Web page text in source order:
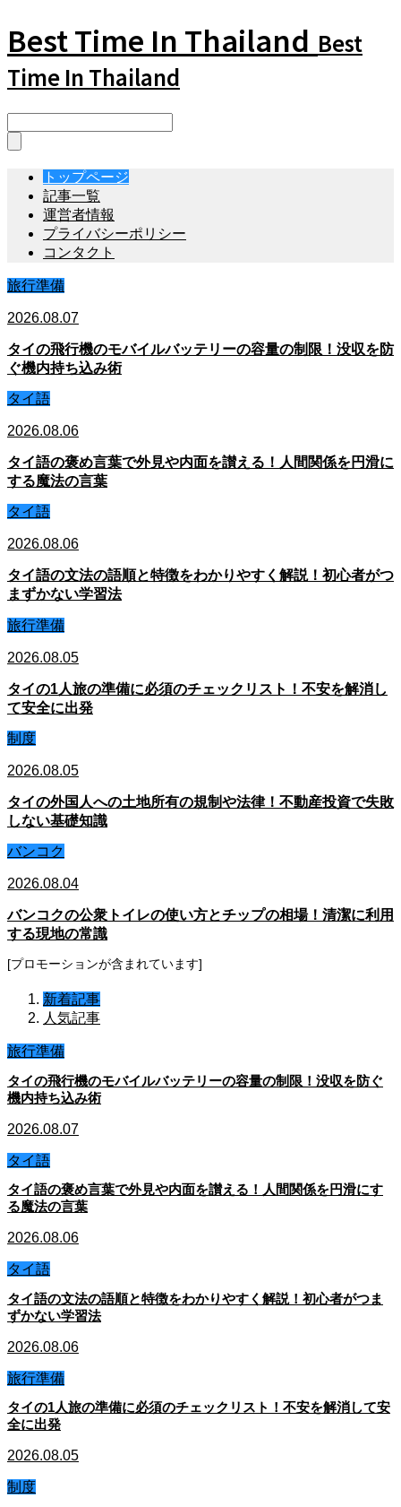
Best Time In Thailand Best
Time In Thailand
トップページ
記事一覧
運営者情報
プライバシーポリシー
コンタクト
旅行準備
2026.08.07
タイの飛行機のモバイルバッテリーの容量の制限！没収を防
ぐ機内持ち込み術
タイ語
2026.08.06
タイ語の褒め言葉で外見や内面を讃える！人間関係を円滑に
する魔法の言葉
タイ語
2026.08.06
タイ語の文法の語順と特徴をわかりやすく解説！初心者がつ
まずかない学習法
旅行準備
2026.08.05
タイの1人旅の準備に必須のチェックリスト！不安を解消し
て安全に出発
制度
2026.08.05
タイの外国人への土地所有の規制や法律！不動産投資で失敗
しない基礎知識
バンコク
2026.08.04
バンコクの公衆トイレの使い方とチップの相場！清潔に利用
する現地の常識
[プロモーションが含まれています]
新着記事
人気記事
旅行準備
タイの飛行機のモバイルバッテリーの容量の制限！没収を防ぐ
機内持ち込み術
2026.08.07
タイ語
タイ語の褒め言葉で外見や内面を讃える！人間関係を円滑にす
る魔法の言葉
2026.08.06
タイ語
タイ語の文法の語順と特徴をわかりやすく解説！初心者がつま
ずかない学習法
2026.08.06
旅行準備
タイの1人旅の準備に必須のチェックリスト！不安を解消して安
全に出発
2026.08.05
制度